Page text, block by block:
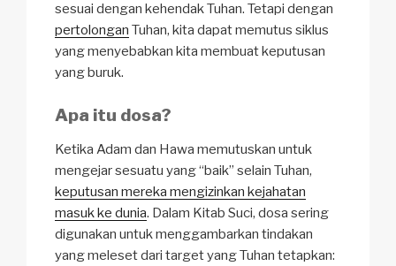
sesuai dengan kehendak Tuhan. Tetapi dengan
pertolongan Tuhan, kita dapat memutus siklus
yang menyebabkan kita membuat keputusan
yang buruk.
Apa itu dosa?
Ketika Adam dan Hawa memutuskan untuk
mengejar sesuatu yang “baik” selain Tuhan,
keputusan mereka mengizinkan kejahatan
masuk ke dunia. Dalam Kitab Suci, dosa sering
digunakan untuk menggambarkan tindakan
yang meleset dari target yang Tuhan tetapkan: